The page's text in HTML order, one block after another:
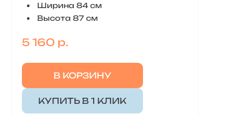
Ширина 84 см
Высота 87 см
5 160 р.
В КОРЗИНУ
КУПИТЬ В 1 КЛИК